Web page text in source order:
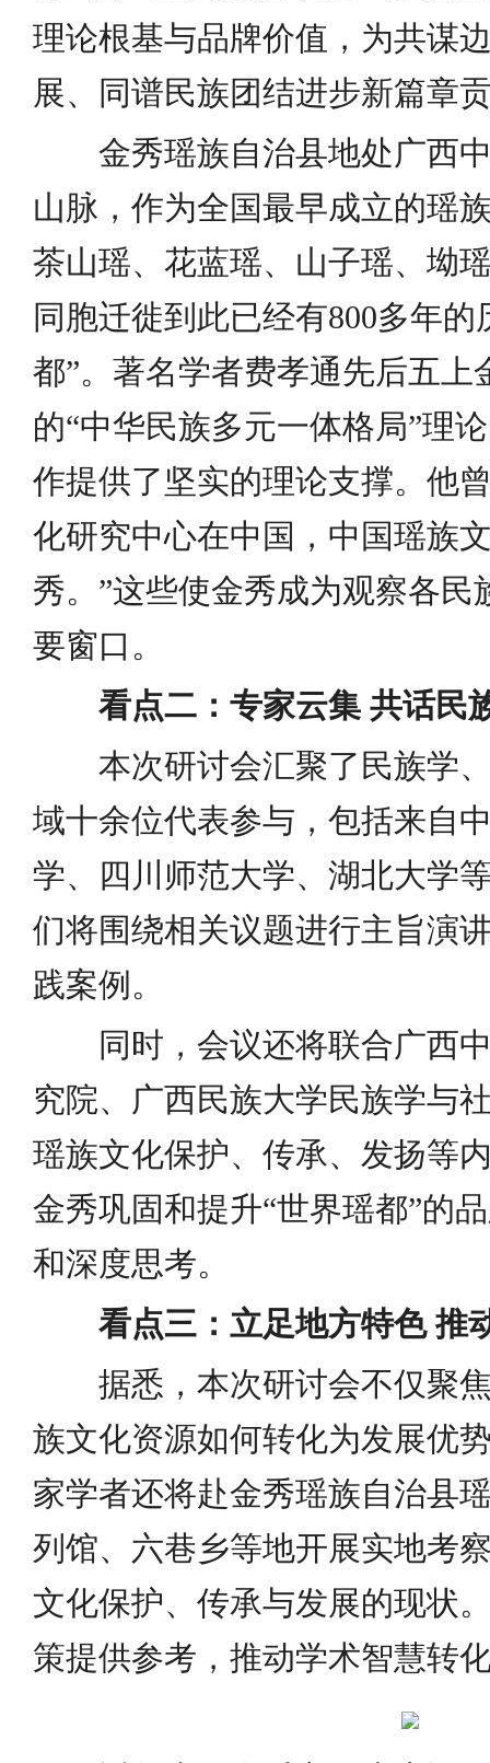
理论根基与品牌价值，为共谋
展、同谱民族团结进步新篇章
金秀瑶族自治县地处广西中
山脉，作为全国最早成立的瑶
茶山瑶、花蓝瑶、山子瑶、坳
同胞迁徙到此已经有800多年
都”。著名学者费孝通先后五上
的“中华民族多元一体格局”理
作提供了坚实的理论支撑。他
化研究中心在中国，中国瑶族
秀。”这些使金秀成为观察各民
要窗口。
看点二：专家云集 共话民
本次研讨会汇聚了民族学、
域十余位代表参与，包括来自
学、四川师范大学、湖北大学
们将围绕相关议题进行主旨演
践案例。
同时，会议还将联合广西中
究院、广西民族大学民族学与
瑶族文化保护、传承、发扬等
金秀巩固和提升“世界瑶都”的
和深度思考。
看点三：立足地方特色 推
据悉，本次研讨会不仅聚焦
族文化资源如何转化为发展优
家学者还将赴金秀瑶族自治县
列馆、六巷乡等地开展实地考
文化保护、传承与发展的现状
策提供参考，推动学术智慧转